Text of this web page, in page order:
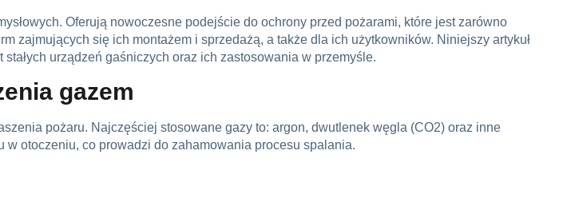
Oferują nowoczesne podejście do ochrony przed pożarami, które jest zarówno
zajmujących się ich montażem i sprzedażą, a także dla ich użytkowników. Niniejszy artykuł
stałych urządzeń gaśniczych oraz ich zastosowania w przemyśle.
gazem
pożaru. Najczęściej stosowane gazy to: argon, dwutlenek węgla (CO2) oraz inne
otoczeniu, co prowadzi do zahamowania procesu spalania.